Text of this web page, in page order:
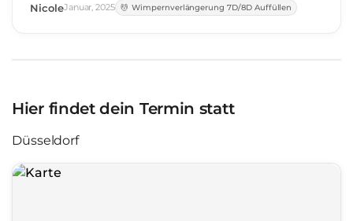
NicoleJanuar,2025 Wimpernverlängerung 7D/8D Auffüllen
Hier findet dein Termin statt
Düsseldorf